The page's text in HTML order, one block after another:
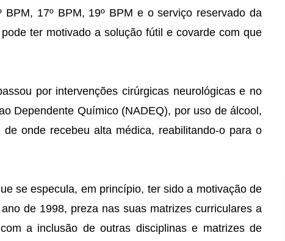
17º BPM, 19º BPM e o serviço reservado da
ter motivado a solução fútil e covarde com que
por intervenções cirúrgicas neurológicas e no
Dependente Químico (NADEQ), por uso de álcool,
onde recebeu alta médica, reabilitando-o para o
se especula, em princípio, ter sido a motivação de
de 1998, preza nas suas matrizes curriculares a
a inclusão de outras disciplinas e matrizes de